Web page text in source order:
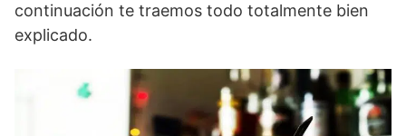
continuación te traemos todo totalmente bien
explicado.